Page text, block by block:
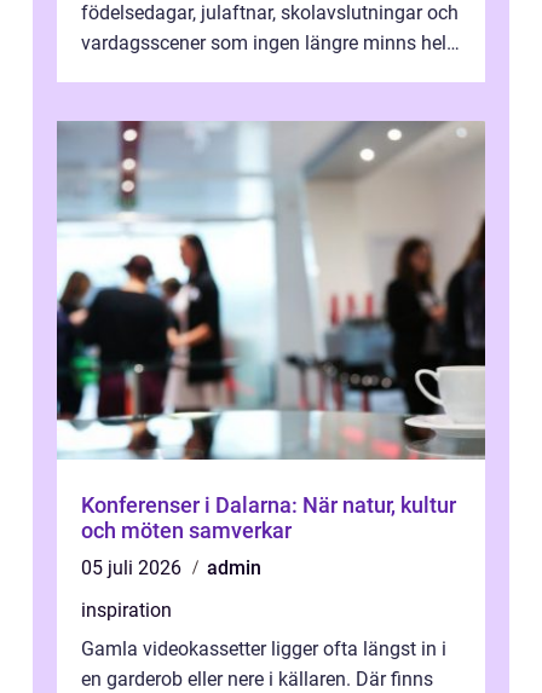
födelsedagar, julaftnar, skolavslutningar och
vardagsscener som ingen längre minns helt.
Konferenser i Dalarna: När natur, kultur
och möten samverkar
05 juli 2026
admin
inspiration
Gamla videokassetter ligger ofta längst in i
en garderob eller nere i källaren. Där finns